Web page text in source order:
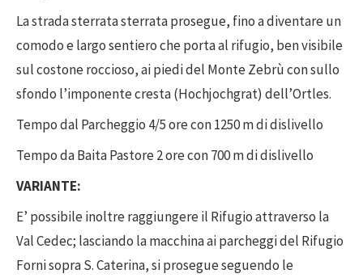
La strada sterrata sterrata prosegue, fino a diventare un
comodo e largo sentiero che porta al rifugio, ben visibile
sul costone roccioso, ai piedi del Monte Zebrù con sullo
sfondo l’imponente cresta (Hochjochgrat) dell’Ortles.
Tempo dal Parcheggio 4/5 ore con 1250 m di dislivello
Tempo da Baita Pastore 2 ore con 700 m di dislivello
VARIANTE:
E’ possibile inoltre raggiungere il Rifugio attraverso la
Val Cedec; lasciando la macchina ai parcheggi del Rifugio
Forni sopra S. Caterina, si prosegue seguendo le